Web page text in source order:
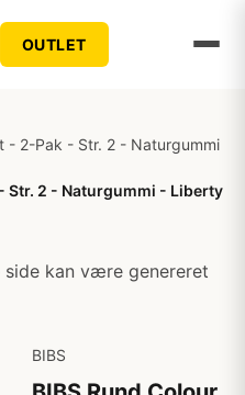
OUTLET
- 2-Pak - Str. 2 - Naturgummi
Str. 2 - Naturgummi - Liberty
kan være genereret
BIBS